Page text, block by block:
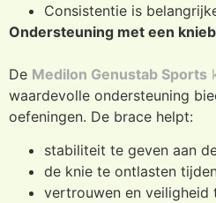
Consistentie is
Ondersteuning met een
De Medilon Genustab Sports
waardevolle ondersteuning
oefeningen. De brace helpt:
stabiliteit te geven aan
de knie te ontlasten
vertrouwen en veiligheid